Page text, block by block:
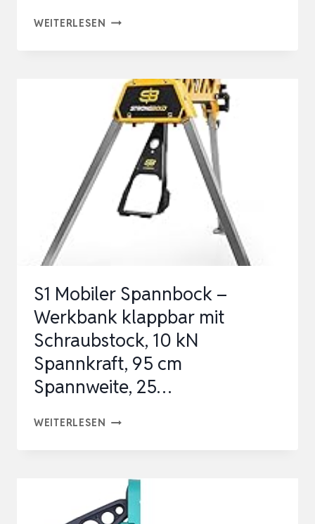
WEITERLESEN BORA
WERKTISCH
KLAPPBAR,
MOBILE
WERKBANK
KLAPPBAR
4×6
WER…
S1 Mobiler Spannbock –
Werkbank klappbar mit
Schraubstock, 10 kN
Spannkraft, 95 cm
Spannweite, 25…
WEITERLESEN S1
WERKBANK